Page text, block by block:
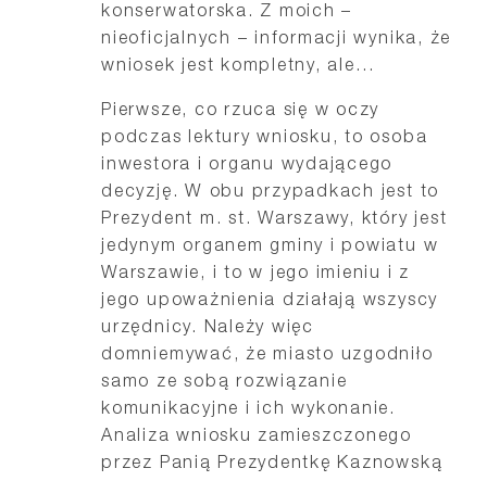
konserwatorska. Z moich –
nieoficjalnych – informacji wynika, że
wniosek jest kompletny, ale…
Pierwsze, co rzuca się w oczy
podczas lektury wniosku, to osoba
inwestora i organu wydającego
decyzję. W obu przypadkach jest to
Prezydent m. st. Warszawy, który jest
jedynym organem gminy i powiatu w
Warszawie, i to w jego imieniu i z
jego upoważnienia działają wszyscy
urzędnicy. Należy więc
domniemywać, że miasto uzgodniło
samo ze sobą rozwiązanie
komunikacyjne i ich wykonanie.
Analiza wniosku zamieszczonego
przez Panią Prezydentkę Kaznowską